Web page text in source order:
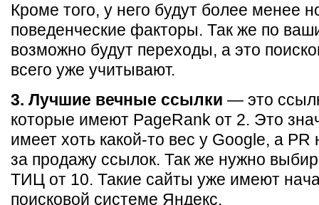
Кроме того, у него будут более менее
поведенческие факторы. Так же по
возможно будут переходы, а это
всего уже учитывают.
3. Лучшие вечные ссылки — это
которые имеют PageRank от 2. Это
имеет хоть какой-то вес у Google, а
за продажу ссылок. Так же нужно
ТИЦ от 10. Такие сайты уже имеют
поисковой системе Яндекс.